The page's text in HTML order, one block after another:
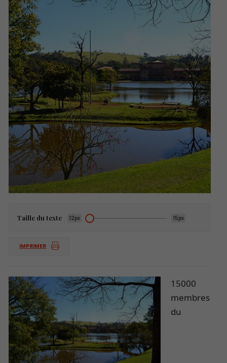
Taille du texte 12px 15px
IMPRIMER
15000
membres
du